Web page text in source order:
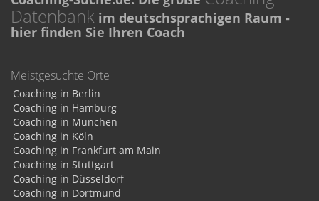
Datenbank im deutschsprachigen Raum -
hier finden Sie Ihren Coach
Meistgesuchte Orte
Coaching in Berlin
Coaching in Hamburg
Coaching in München
Coaching in Köln
Coaching in Frankfurt am Main
Coaching in Stuttgart
Coaching in Düsseldorf
Coaching in Dortmund